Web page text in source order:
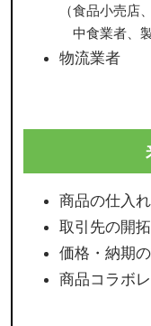
（食品小売店
中食業者、
物流業者
商品の仕入れ
取引先の開拓
価格・納期
商品コラボ